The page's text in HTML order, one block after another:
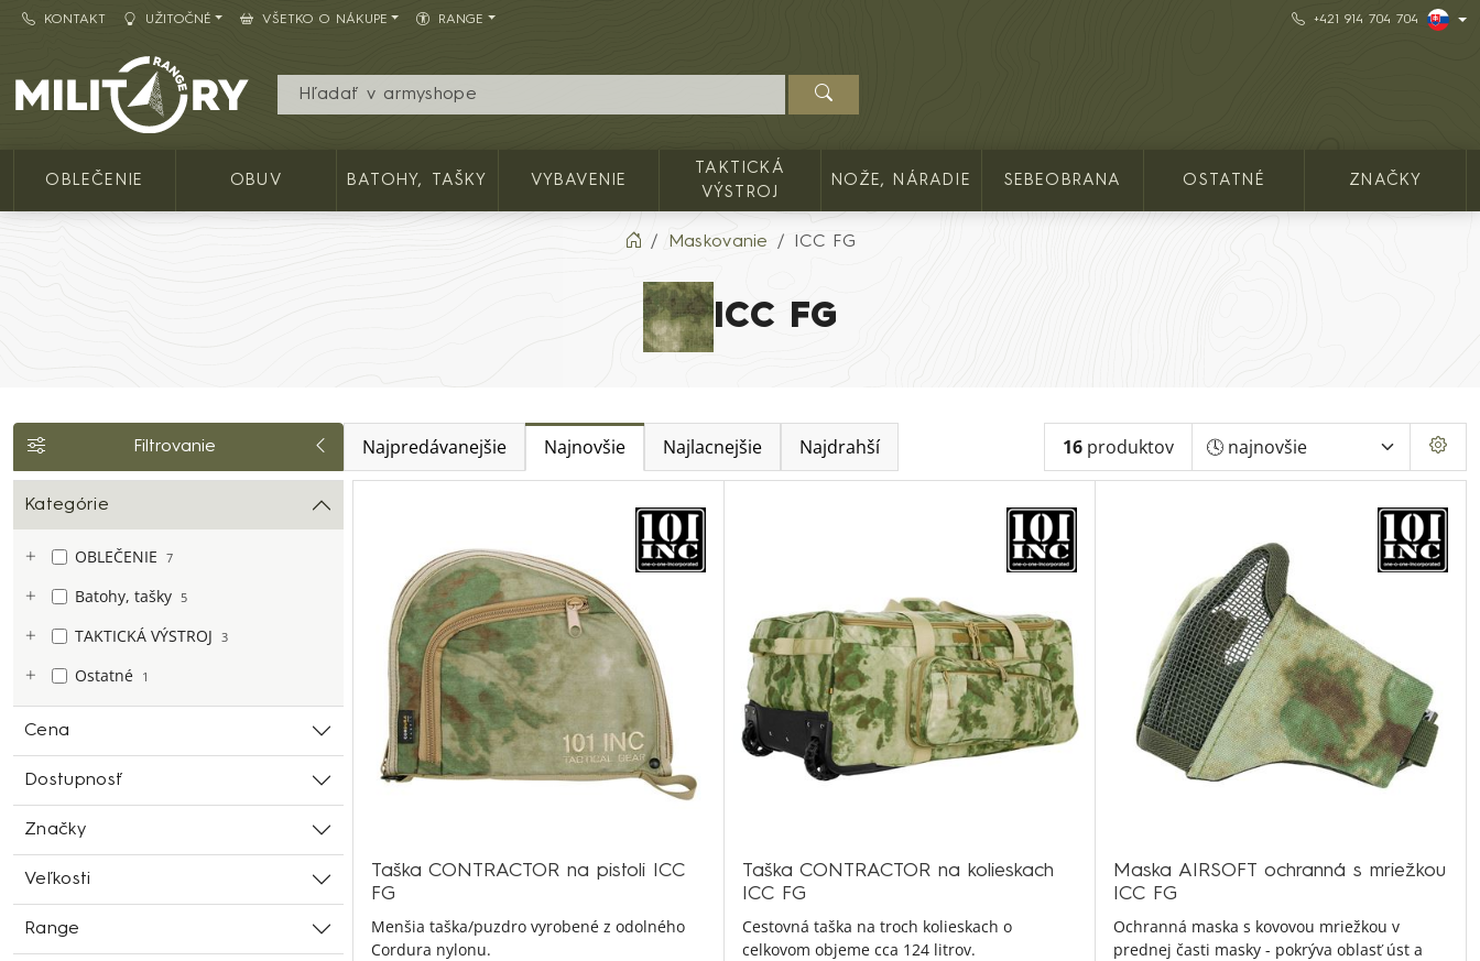
KONTAKT UŽITOČNÉ VŠETKO O NÁKUPE RANGE +421 914 704 704
Army shop MILITARY RANGE SK
OBLEČENIE OBUV BATOHY, TAŠKY VYBAVENIE
TAKTICKÁ
VÝSTROJ
NOŽE, NÁRADIE SEBEOBRANA OSTATNÉ ZNAČKY
Maskovanie ICC FG
ICC FG
Filtrovanie Najpredávanejšie Najnovšie Najlacnejšie Najdrahší 16 produktov
Kategórie
OBLEČENIE 7
Batohy, tašky 5
TAKTICKÁ VÝSTROJ 3
Ostatné 1
Cena
Dostupnosť
Značky
Veľkosti
Range
Taška CONTRACTOR na pistoli ICC
FG
Menšia taška/puzdro vyrobené z odolného
Cordura nylonu.
Taška CONTRACTOR na kolieskach
ICC FG
Cestovná taška na troch kolieskach o
celkovom objeme cca 124 litrov.
Maska AIRSOFT ochranná s mriežkou
ICC FG
Ochranná maska s kovovou mriežkou v
prednej časti masky - pokrýva oblasť úst a